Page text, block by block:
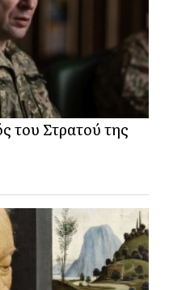
του Στρατού της